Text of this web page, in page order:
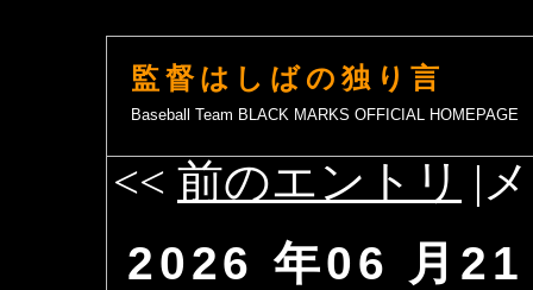
監督はしばの独り言
Baseball Team BLACK MARKS OFFICIAL HOMEPAGE
<< 前のエントリ |
2026 年06 月